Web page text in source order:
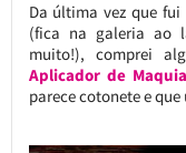
Da última vez que fui
(fica na galeria ao
muito!), comprei
Aplicador de
parece cotonete e